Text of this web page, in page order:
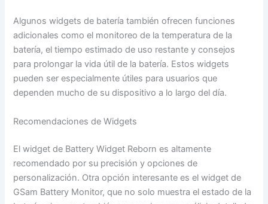
Algunos widgets de batería también ofrecen funciones
adicionales como el monitoreo de la temperatura de la
batería, el tiempo estimado de uso restante y consejos
para prolongar la vida útil de la batería. Estos widgets
pueden ser especialmente útiles para usuarios que
dependen mucho de su dispositivo a lo largo del día.
Recomendaciones de Widgets
El widget de Battery Widget Reborn es altamente
recomendado por su precisión y opciones de
personalización. Otra opción interesante es el widget de
GSam Battery Monitor, que no solo muestra el estado de la